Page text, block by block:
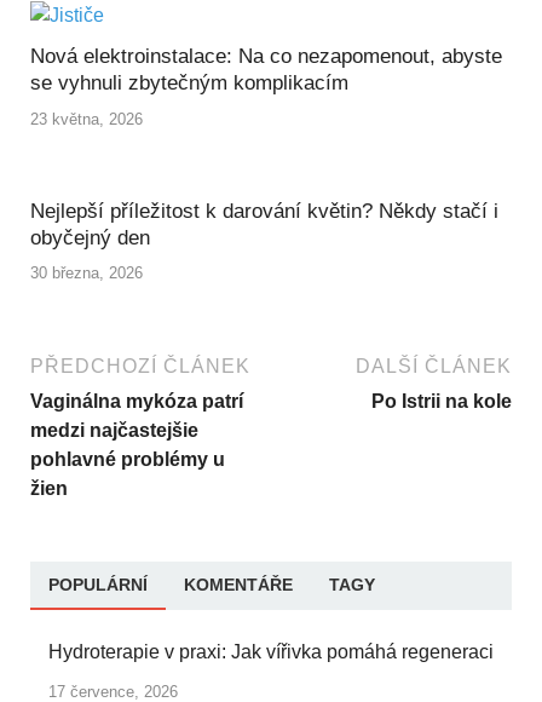
Nová elektroinstalace: Na co nezapomenout, abyste
se vyhnuli zbytečným komplikacím
23 května, 2026
Nejlepší příležitost k darování květin? Někdy stačí i
obyčejný den
30 března, 2026
PŘEDCHOZÍ ČLÁNEK
Vaginálna mykóza patrí
medzi najčastejšie
pohlavné problémy u
žien
DALŠÍ ČLÁNEK
Po Istrii na kole
POPULÁRNÍ KOMENTÁŘE TAGY
Hydroterapie v praxi: Jak vířivka pomáhá regeneraci
17 července, 2026